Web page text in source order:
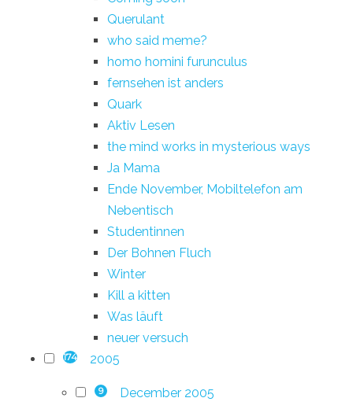
Querulant
who said meme?
homo homini furunculus
fernsehen ist anders
Quark
Aktiv Lesen
the mind works in mysterious ways
Ja Mama
Ende November, Mobiltelefon am
Nebentisch
Studentinnen
Der Bohnen Fluch
Winter
Kill a kitten
Was läuft
neuer versuch
174 2005
9 December 2005